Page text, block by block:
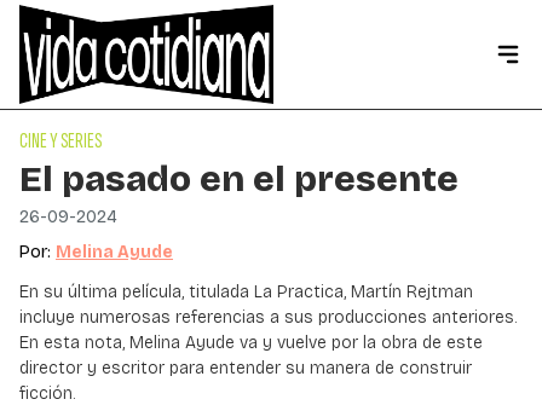
CINE Y SERIES
El pasado en el presente
26-09-2024
Por: Melina Ayude
En su última película, titulada La Practica, Martín Rejtman
incluye numerosas referencias a sus producciones anteriores.
En esta nota, Melina Ayude va y vuelve por la obra de este
director y escritor para entender su manera de construir
ficción.